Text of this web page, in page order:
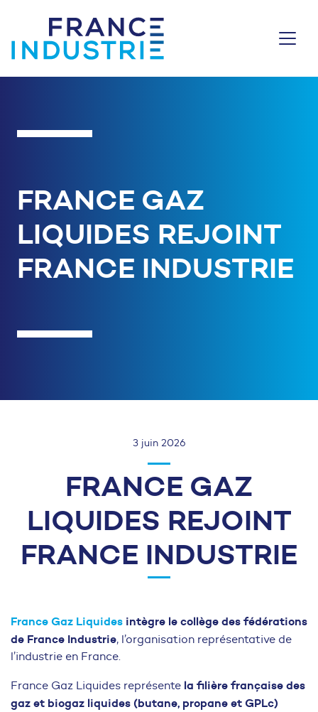
FRANCE GAZ
LIQUIDES REJOINT
FRANCE INDUSTRIE
3 juin 2026
FRANCE GAZ
LIQUIDES REJOINT
FRANCE INDUSTRIE
France Gaz Liquides intègre le collège des fédérations
de France Industrie, l’organisation représentative de
l’industrie en France.
France Gaz Liquides représente la filière française des
gaz et biogaz liquides (butane, propane et GPLc)